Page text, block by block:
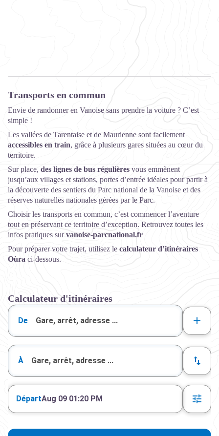
Transports en commun
Envie de randonner en Vanoise sans prendre la voiture ? C’est
simple !
Les vallées de Tarentaise et de Maurienne sont facilement
accessibles en train, grâce à plusieurs gares situées au cœur du
territoire.
Sur place, des lignes de bus régulières vous emmènent
jusqu’aux villages et stations, portes d’entrée idéales pour partir à
la découverte des sentiers du Parc national de la Vanoise et des
réserves naturelles nationales gérées par le Parc.
Choisir les transports en commun, c’est commencer l’aventure
tout en préservant ce territoire d’exception. Retrouvez toutes les
infos pratiques survanoise-parcnational.fr
Pour préparer votre trajet, utilisez le calculateur d’itinéraires
Oùra ci-dessous.
Calculateur d'itinéraires
De
À
DépartAug 09 01:20 PM